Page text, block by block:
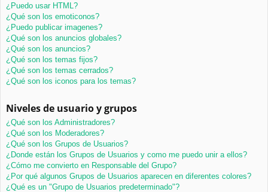
¿Puedo usar HTML?
¿Qué son los emoticonos?
¿Puedo publicar imagenes?
¿Qué son los anuncios globales?
¿Qué son los anuncios?
¿Qué son los temas fijos?
¿Qué son los temas cerrados?
¿Qué son los iconos para los temas?
Niveles de usuario y grupos
¿Qué son los Administradores?
¿Qué son los Moderadores?
¿Qué son los Grupos de Usuarios?
¿Donde están los Grupos de Usuarios y como me puedo unir a ellos?
¿Cómo me convierto en Responsable del Grupo?
¿Por qué algunos Grupos de Usuarios aparecen en diferentes colores?
¿Qué es un "Grupo de Usuarios predeterminado"?